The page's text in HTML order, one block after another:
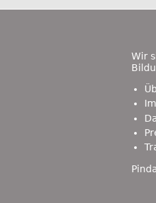
Wir